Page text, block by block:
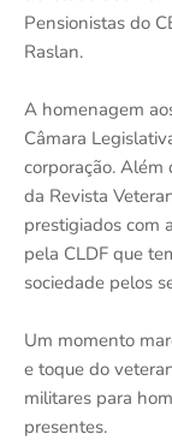
Pensionistas do
Raslan.
A homenagem
Câmara
corporação. Além
da Revista
prestigiados com
pela CLDF que
sociedade pelos
Um momento
e toque do
militares para
presentes.